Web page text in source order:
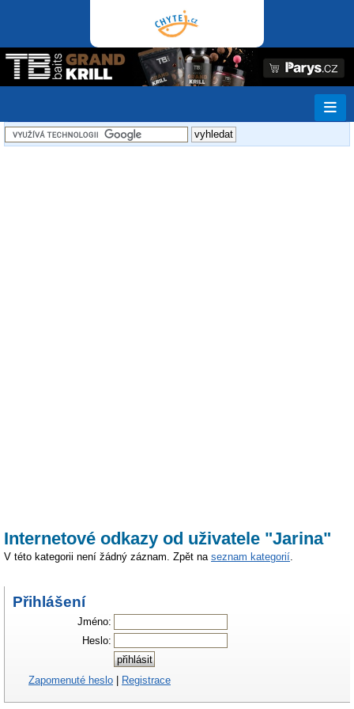
Internetové odkazy od uživatele "Jarina"
V této kategorii není žádný záznam. Zpět na seznam kategorií.
Přihlášení
Jméno:
Heslo:
Zapomenuté heslo Registrace